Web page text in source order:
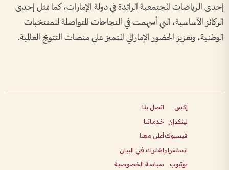
إحدى الرياضات المجتمعية الرائدة في دولة الإمارات، كما تمثل إحدى
الركائز الأساسية، التي أسهمت في النجاحات المتواصلة للمنتخبات
الوطنية، وتعزيز الحضور الإماراتي المتميز على منصات التتويج العالمية.
إكس
لينكدإن
فيسبوك
انستغرام
يوتيوب
اتصل بنا
خدماتنا
أعلن معنا
اشترك في البيان
سياسة الخصوصية